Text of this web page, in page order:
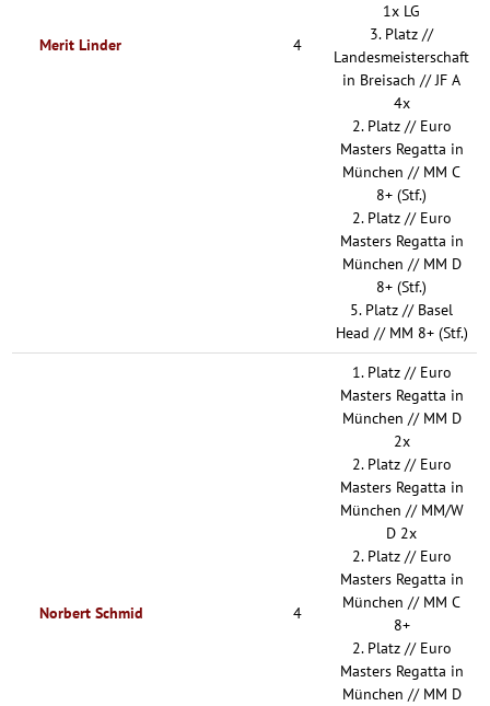
Merit Linder 4
1x LG
3. Platz //
Landesmeisterschaft
in Breisach // JF A
4x
2. Platz // Euro
Masters Regatta in
München // MM C
8+ (Stf.)
2. Platz // Euro
Masters Regatta in
München // MM D
8+ (Stf.)
5. Platz // Basel
Head // MM 8+ (Stf.)
Norbert Schmid 4
1. Platz // Euro
Masters Regatta in
München // MM D
2x
2. Platz // Euro
Masters Regatta in
München // MM/W
D 2x
2. Platz // Euro
Masters Regatta in
München // MM C
8+
2. Platz // Euro
Masters Regatta in
München // MM D